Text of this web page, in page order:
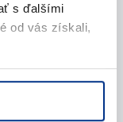
s ďalšími
od vás získali,